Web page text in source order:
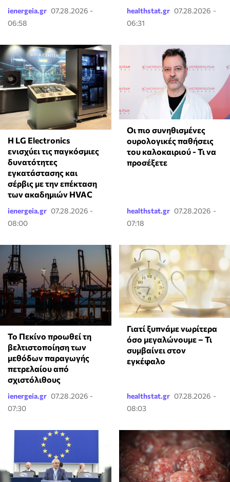
ienergeia.gr 07.28.2026 -
06:58
healthstat.gr 07.28.2026 -
06:31
Η LG Electronics
ενισχύει τις παγκόσμιες
δυνατότητες
εγκατάστασης και
σέρβις με την επέκταση
των ακαδημιών HVAC
ienergeia.gr 07.28.2026 -
08:00
Οι πιο συνηθισμένες
ουρολογικές παθήσεις
του καλοκαιριού - Τι να
προσέξετε
healthstat.gr 07.28.2026 -
07:18
Το Πεκίνο προωθεί τη
βελτιστοποίηση των
μεθόδων παραγωγής
πετρελαίου από
σχιστόλιθους
ienergeia.gr 07.28.2026 -
07:30
Γιατί ξυπνάμε νωρίτερα
όσο μεγαλώνουμε – Τι
συμβαίνει στον
εγκέφαλο
healthstat.gr 07.28.2026 -
08:03